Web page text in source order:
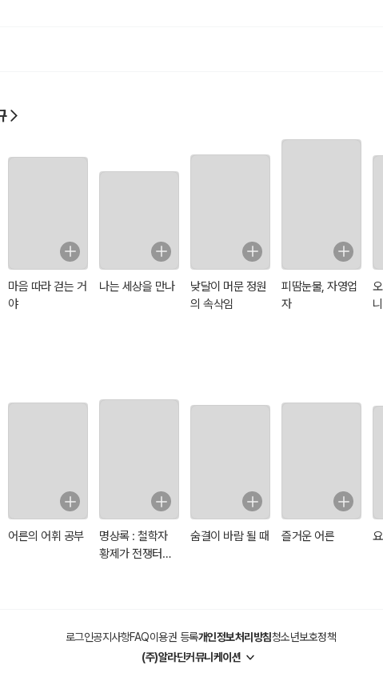
마음 따라 걷는 거
야
나는 세상을 만나
낮달이 머문 정원
의 속삭임
피땀눈물, 자영업
자
어른의 어휘 공부
명상록 : 철학자
황제가 전쟁터에
숨결이 바람 될 때 즐거운 어른
로그인공지사항FAQ이용권 등록개인정보처리방침청소년보호정책
(주)알라딘커뮤니케이션